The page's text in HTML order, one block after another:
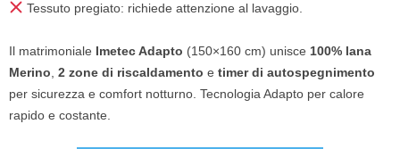
Tessuto pregiato: richiede attenzione al lavaggio.
Il matrimoniale Imetec Adapto (150×160 cm) unisce 100% lana
Merino 2 zone di riscaldamento e timer di autospegnimento
per sicurezza e comfort notturno. Tecnologia Adapto per calore
rapido e costante.